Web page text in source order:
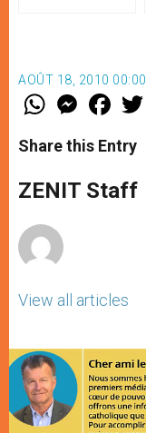
AOÛT 18, 2010 00:00
W
t
s
p
p
M
e
s
e
g
e
F
a
e
b
o
k
Share this Entry
ZENIT Staff
View all articles